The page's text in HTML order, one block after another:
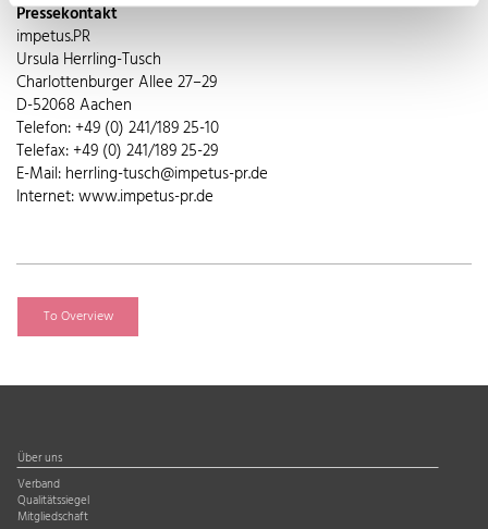
Pressekontakt
impetus.PR
Ursula Herrling-Tusch
Charlottenburger Allee 27–29
D-52068 Aachen
Telefon: +49 (0) 241/189 25-10
Telefax: +49 (0) 241/189 25-29
E-Mail: herrling-tusch@impetus-pr.de
Internet: www.impetus-pr.de
To Overview
Über uns
Verband
Qualitätssiegel
Mitgliedschaft